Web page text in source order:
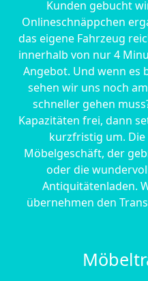
Kunden gebucht
Onlineschnäppchen
das eigene Fahrzeug
innerhalb von nur 4
Angebot. Und wenn es
sehen wir uns noch
schneller gehen
Kapazitäten frei, dann
kurzfristig um. Die
Möbelgeschäft, der
oder die
Antiquitätenladen.
übernehmen den